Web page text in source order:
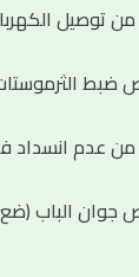
توصيل
ضبط
عدم انسداد
جوان الباب